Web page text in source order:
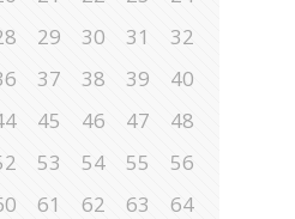
29 30 31
32
37 38 39
40
45 46 47
48
53 54 55
56
61 62 63
64